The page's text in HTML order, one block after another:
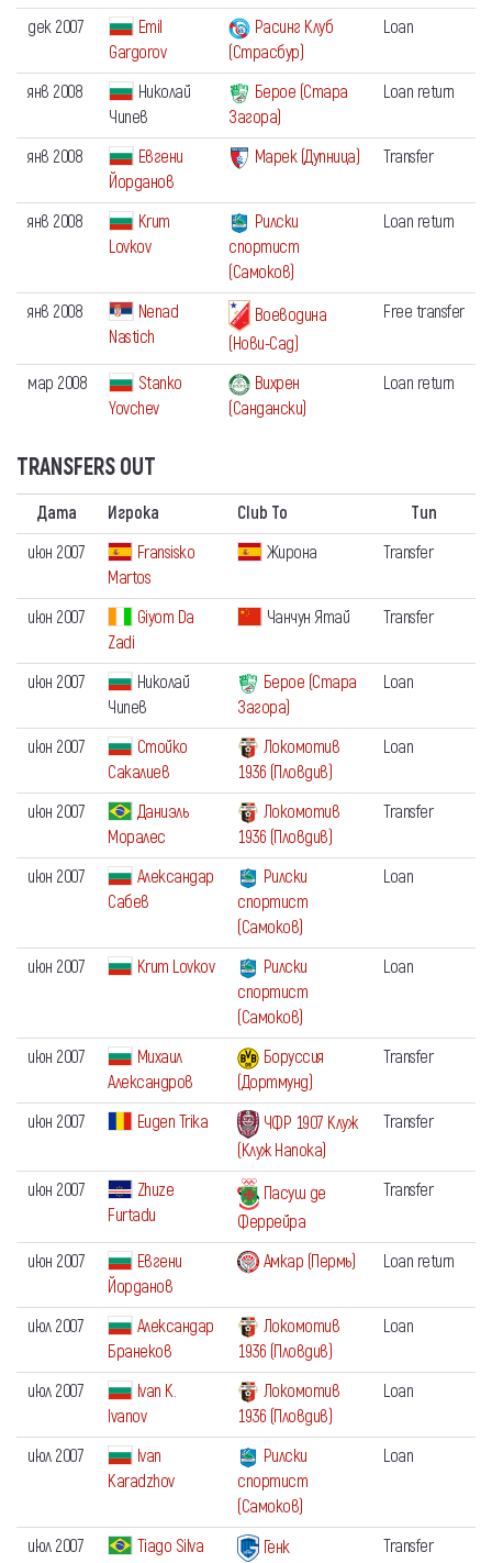
дек 2007
Emil
Gargorov
Расинг Клуб
(Страсбур)
Loan
янв 2008
Николай
Чипев
Берое (Стара
Загора)
Loan return
янв 2008
Евгени
Йорданов
Марек (Дупница) Transfer
янв 2008
Krum
Lovkov
Рилски
спортист
(Самоков)
Loan return
янв 2008
Nenad
Nastich
Воеводина
(Нови-Сад)
Free transfer
мар 2008
Stanko
Yovchev
Вихрен
(Сандански)
Loan return
TRANSFERS OUT
Дата Игрока Club To
Тип
июн 2007
Fransisko
Martos
Жирона Transfer
июн 2007
Giyom Da
Zadi
Чанчун Ятай Transfer
июн 2007
Николай
Чипев
Берое (Стара
Загора)
Loan
июн 2007
Стойко
Сакалиев
Локомотив
1936 (Пловдив)
Loan
июн 2007
Даниэль
Моралес
Локомотив
1936 (Пловдив)
Transfer
июн 2007
Александар
Сабев
Рилски
спортист
(Самоков)
Loan
июн 2007 Krum Lovkov
Рилски
спортист
(Самоков)
Loan
июн 2007
Михаил
Александров
Боруссия
(Дортмунд)
Transfer
июн 2007 Eugen Trika
ЧФР 1907 Клуж
(Клуж Напока)
Transfer
июн 2007
Zhuze
Furtadu
Пасуш де
Феррейра
Transfer
июн 2007
Евгени
Йорданов
Амкар (Пермь) Loan return
июл 2007
Александар
Бранеков
Локомотив
1936 (Пловдив)
Loan
июл 2007
Ivan K.
Ivanov
Локомотив
1936 (Пловдив)
Loan
июл 2007
Ivan
Karadzhov
Рилски
спортист
(Самоков)
Loan
июл 2007 Tiago Silva Генк Transfer